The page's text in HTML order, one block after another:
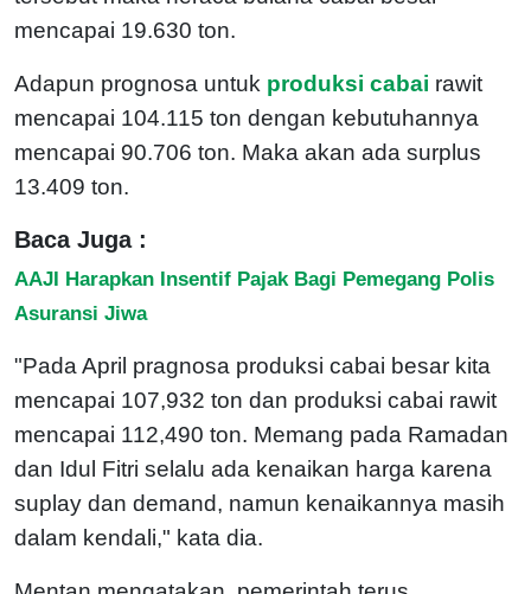
mencapai 19.630 ton.
Adapun prognosa untuk produksi cabai rawit
mencapai 104.115 ton dengan kebutuhannya
mencapai 90.706 ton. Maka akan ada surplus
13.409 ton.
Baca Juga :
AAJI Harapkan Insentif Pajak Bagi Pemegang Polis
Asuransi Jiwa
"Pada April pragnosa produksi cabai besar kita
mencapai 107,932 ton dan produksi cabai rawit
mencapai 112,490 ton. Memang pada Ramadan
dan Idul Fitri selalu ada kenaikan harga karena
suplay dan demand, namun kenaikannya masih
dalam kendali," kata dia.